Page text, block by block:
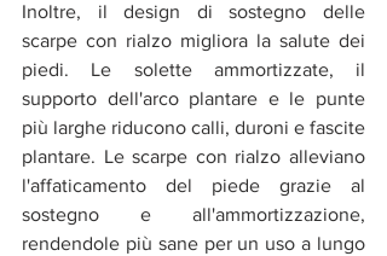
Inoltre, il design di sostegno delle
scarpe con rialzo migliora la salute dei
piedi. Le solette ammortizzate, il
supporto dell'arco plantare e le punte
più larghe riducono calli, duroni e fascite
plantare. Le scarpe con rialzo alleviano
l'affaticamento del piede grazie al
sostegno e all'ammortizzazione,
rendendole più sane per un uso a lungo